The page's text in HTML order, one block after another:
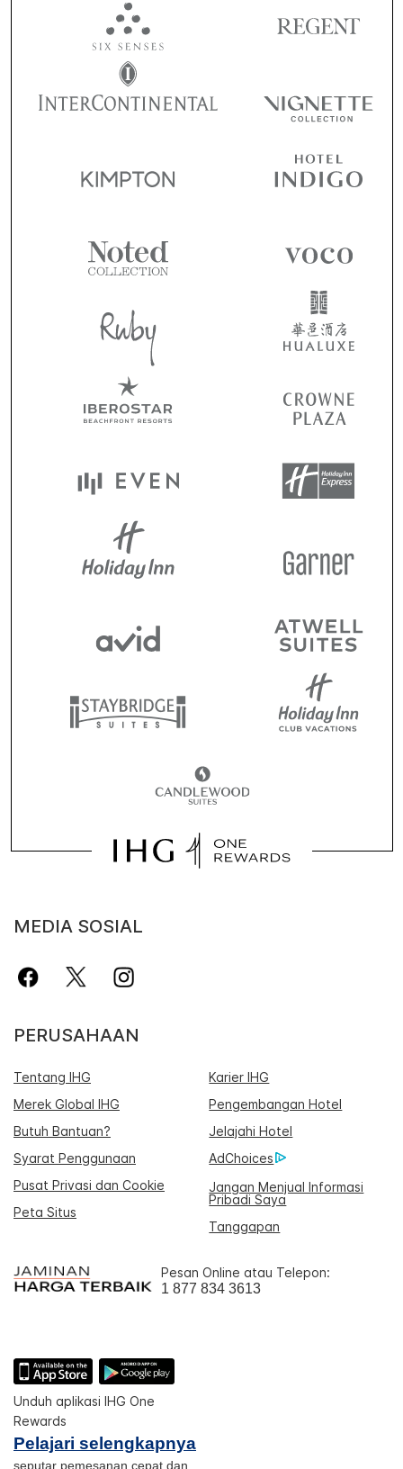
MEDIA SOSIAL
PERUSAHAAN
Tentang IHG
Karier IHG
Merek Global IHG
Pengembangan Hotel
Butuh Bantuan?
Jelajahi Hotel
Syarat Penggunaan
AdChoices
Pusat Privasi dan Cookie
Jangan Menjual Informasi
Pribadi Saya
Peta Situs
Tanggapan
Pesan Online atau Telepon:
1 877 834 3613
Unduh aplikasi IHG One
Rewards
Pelajari selengkapnya
seputar pemesanan cepat dan